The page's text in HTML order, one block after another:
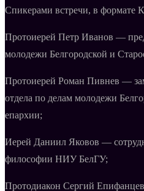
Спикерами встречи, в формате
Протоиерей Петр Иванов —
молодежи Белгородской и
Протоиерей Роман Пивнев —
отдела по делам молодежи
епархии;
Иерей Даниил Яковов —
философии НИУ БелГУ;
Протодиакон Сергий